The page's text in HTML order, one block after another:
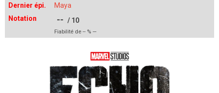
Dernier épi.
Maya
Notation
-- / 10
Fiabilité de -- % —